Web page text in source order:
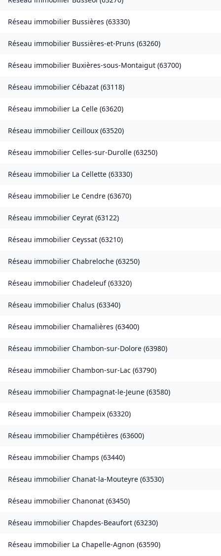
Réseau immobilier Bussières (63330)
Réseau immobilier Bussières-et-Pruns (63260)
Réseau immobilier Buxières-sous-Montaigut (63700)
Réseau immobilier Cébazat (63118)
Réseau immobilier La Celle (63620)
Réseau immobilier Ceilloux (63520)
Réseau immobilier Celles-sur-Durolle (63250)
Réseau immobilier La Cellette (63330)
Réseau immobilier Le Cendre (63670)
Réseau immobilier Ceyrat (63122)
Réseau immobilier Ceyssat (63210)
Réseau immobilier Chabreloche (63250)
Réseau immobilier Chadeleuf(63320)
Réseau immobilier Chalus (63340)
Réseau immobilier Chamalières (63400)
Réseau immobilier Chambon-sur-Dolore (63980)
Réseau immobilier Chambon-sur-Lac (63790)
Réseau immobilier Champagnat-le-Jeune (63580)
Réseau immobilier Champeix (63320)
Réseau immobilier Champétières (63600)
Réseau immobilier Champs (63440)
Réseau immobilier Chanat-la-Mouteyre (63530)
Réseau immobilier Chanonat (63450)
Réseau immobilier Chapdes-Beaufort (63230)
Réseau immobilier La Chapelle-Agnon (63590)